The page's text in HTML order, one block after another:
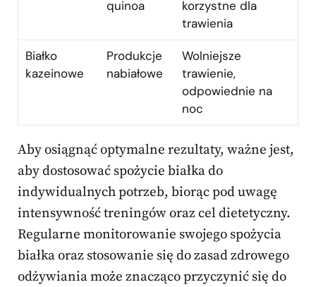
quinoa
korzystne dla
trawienia
Białko
kazeinowe
Produkcje
nabiałowe
Wolniejsze
trawienie,
odpowiednie na
noc
Aby osiągnąć optymalne rezultaty, ważne jest,
aby dostosować spożycie białka do
indywidualnych potrzeb, biorąc pod uwagę
intensywność treningów oraz cel dietetyczny.
Regularne monitorowanie swojego spożycia
białka oraz stosowanie się do zasad zdrowego
odżywiania może znacząco przyczynić się do